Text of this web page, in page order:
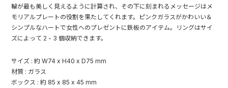
輪が最も美しく見えるように計算され、その下に刻まれるメッセージはメ
モリアルプレートの役割を果たしてくれます。ピンクガラスがかわいい＆
シンプルなハートで女性へのプレゼントに鉄板のアイテム。リングはサイ
ズによって 2 - 3 個収納できます。
サイズ : 約 W74 x H40 x D75 mm
材質 : ガラス
ボックス : 約 85 x 85 x 45 mm